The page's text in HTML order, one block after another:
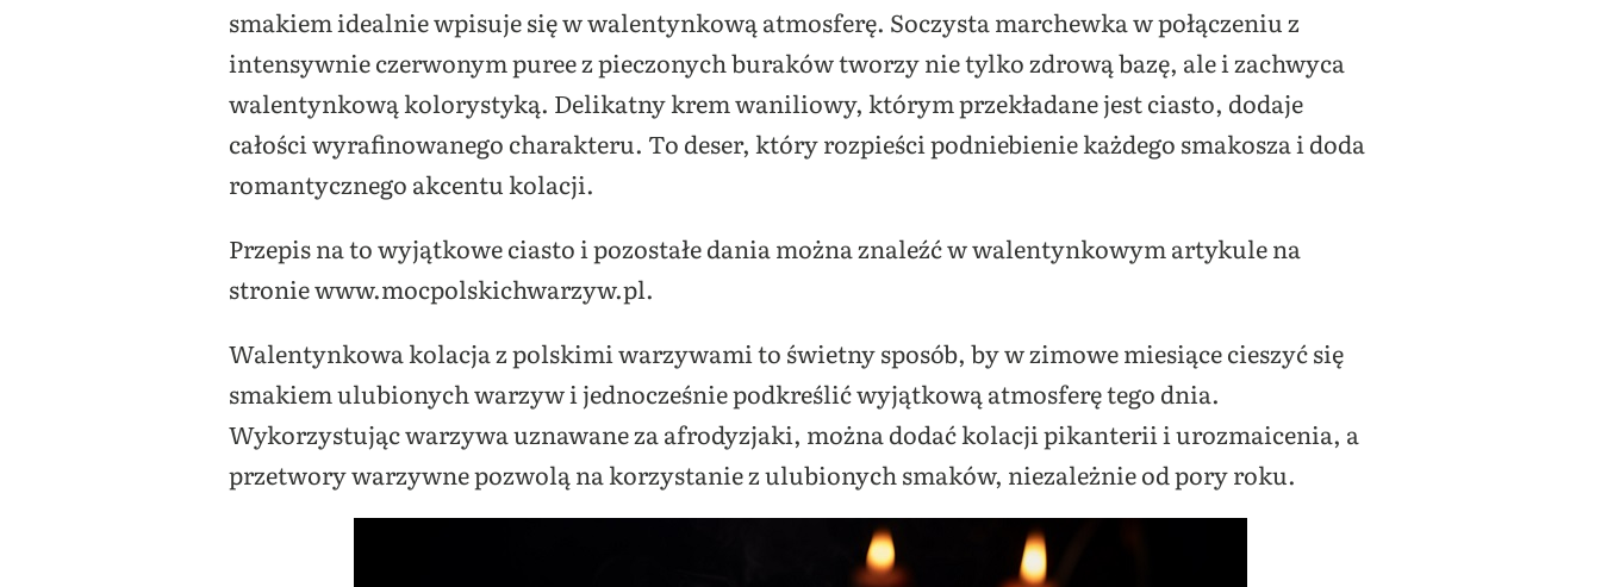
smakiem idealnie wpisuje się w walentynkową atmosferę. Soczysta marchewka w połączeniu z
intensywnie czerwonym puree z pieczonych buraków tworzy nie tylko zdrową bazę, ale i zachwyca
walentynkową kolorystyką. Delikatny krem waniliowy, którym przekładane jest ciasto, dodaje
całości wyrafinowanego charakteru. To deser, który rozpieści podniebienie każdego smakosza i doda
romantycznego akcentu kolacji.
Przepis na to wyjątkowe ciasto i pozostałe dania można znaleźć w walentynkowym artykule na
stronie www.mocpolskichwarzyw.pl.
Walentynkowa kolacja z polskimi warzywami to świetny sposób, by w zimowe miesiące cieszyć się
smakiem ulubionych warzyw i jednocześnie podkreślić wyjątkową atmosferę tego dnia.
Wykorzystując warzywa uznawane za afrodyzjaki, można dodać kolacji pikanterii i urozmaicenia, a
przetwory warzywne pozwolą na korzystanie z ulubionych smaków, niezależnie od pory roku.